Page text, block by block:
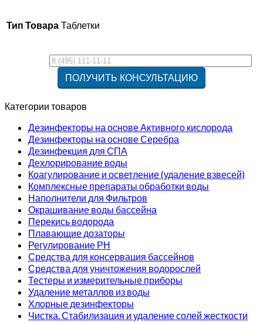
Тип Товара Таблетки
Категории товаров
Дезинфекторы на основе Активного кислорода
Дезинфекторы на основе Серебра
Дезинфекция для СПА
Дехлорирование воды
Коагулирование и осветление (удаление взвесей)
Комплексные препараты обработки воды
Наполнители для Фильтров
Окрашивание воды бассейна
Перекись водорода
Плавающие дозаторы
Регулирование РН
Средства для консервация бассейнов
Средства для уничтожения водорослей
Тестеры и измерительные приборы
Удаление металлов из воды
Хлорные дезинфекторы
Чистка. Стабилизация и удаление солей жесткости